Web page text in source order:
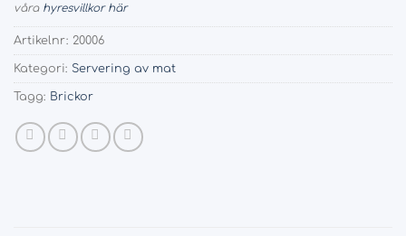
våra hyresvillkor här
Artikelnr: 20006
Kategori: Servering av mat
Tagg: Brickor